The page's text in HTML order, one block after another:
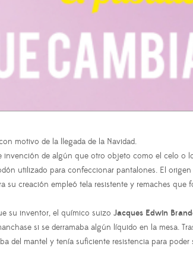
motivo de la llegada de la Navidad.
de algún que otro objeto como el celo o
utilizado para confeccionar pantalones. El origen
su creación empleó tela resistente y remaches
su inventor, el químico suizo Jacques Edwin
si se derramaba algún líquido en la mesa.
del mantel y tenía suficiente resistencia para